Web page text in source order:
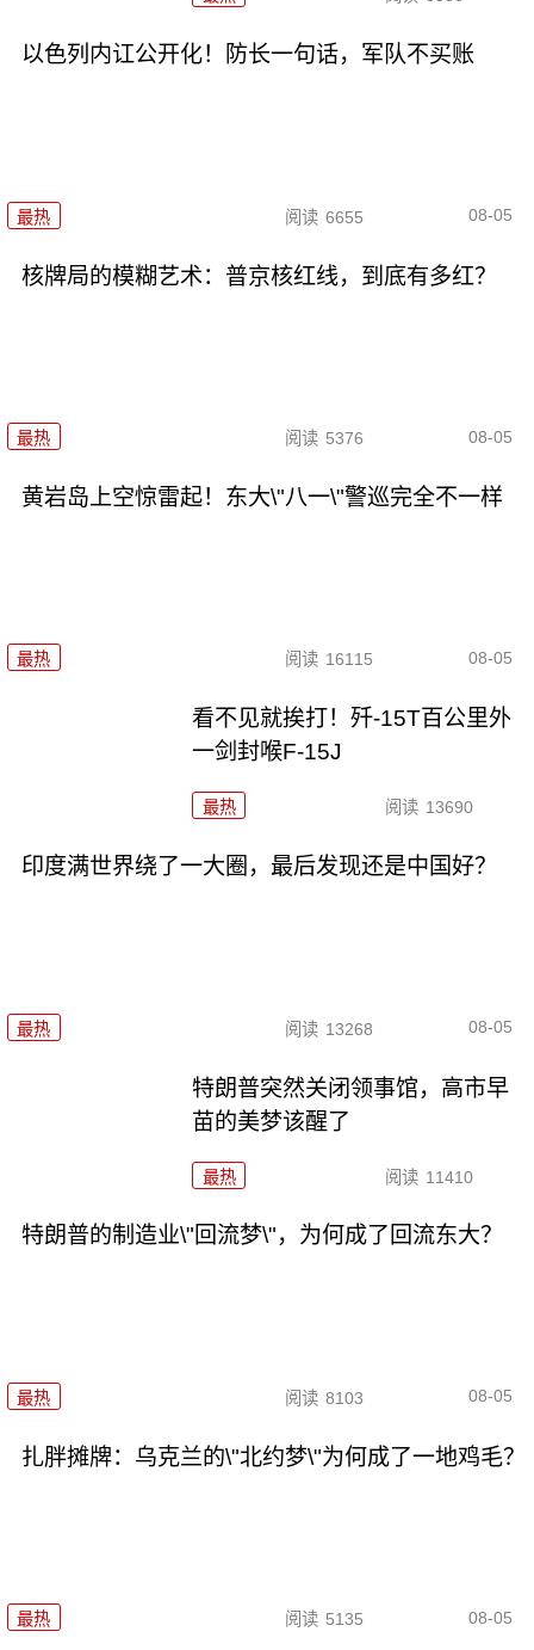
以色列内讧公开化！防长一句话，军队不买账
最热 阅读 6655 08-05
核牌局的模糊艺术：普京核红线，到底有多红？
最热 阅读 5376 08-05
黄岩岛上空惊雷起！东大\"八一\"警巡完全不一样
最热 阅读 16115 08-05
看不见就挨打！歼-15T百公里外
一剑封喉F-15J
最热 阅读 13690
印度满世界绕了一大圈，最后发现还是中国好？
最热 阅读 13268 08-05
特朗普突然关闭领事馆，高市早
苗的美梦该醒了
最热 阅读 11410
特朗普的制造业\"回流梦\"，为何成了回流东大？
最热 阅读 8103 08-05
扎胖摊牌：乌克兰的\"北约梦\"为何成了一地鸡毛？
最热 阅读 5135 08-05